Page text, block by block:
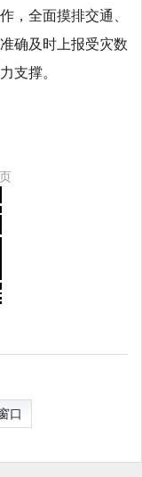
，全面摸排交通、
确及时上报受灾数
支撑。
口